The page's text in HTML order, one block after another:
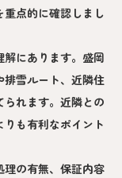
点的に確認しまし
にあります。盛岡
排雪ルート、近隣住
れます。近隣との
も有利なポイント
理の有無、保証内容